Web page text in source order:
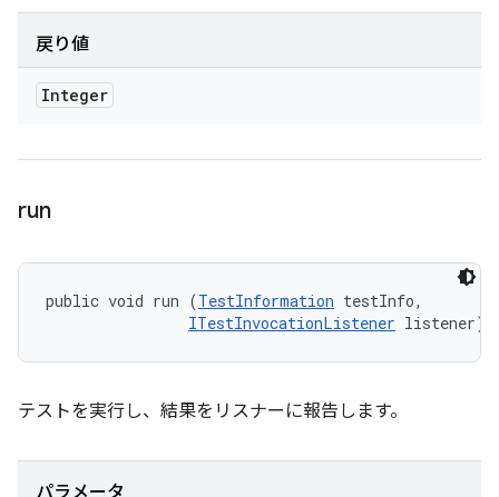
戻り値
Integer
run
public void run (TestInformation testInfo,
ITestInvocationListener listener)
テストを実行し、結果をリスナーに報告します。
パラメータ